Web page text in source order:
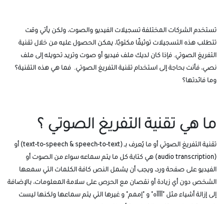
تستخدم الشركات المختلفة تسجيلات الفيديو والصوت، ولكن يأتي وقت
تتطلب هذه التسجيلات توثيقًا مكتوبًا، يمكن الحصول عليه من خلال تقنية
التفريغ الصوتي. فإذا كان لديك ملف فيديو أو صوت وتريد تحويله إلى ملف
نصي، فأنت بحاجة إلى استخدام تقنية التفريغ الصوتي. فما هي هذه التقنية؟
وما فائدتها؟
ما هي تقنية التفريغ الصوتي ؟
تقنية التفريغ الصوتي أو ما يُعرف بـ (text-to-speech & speech-to-text) أو
(audio transcription) هي كتابة كل ما يتم سماعه سواء من الصوت أو
الفيديو على صفحة ورد، ويجب أن يشمل النص كافة الكلمات التي سمعها
الشخص دون أي زيادة أو نقصان مع الحرص على سلامة المعلومات، بالإضافة
إلى إزالة أشياء مثل "آآآآه" و "إممم" و غيرها التي يتم سماعها ولكنها ليست